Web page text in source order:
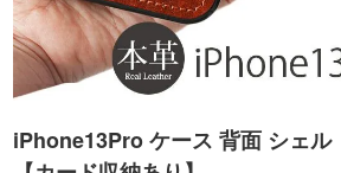
iPhone13Pro ケース 背面 シェル